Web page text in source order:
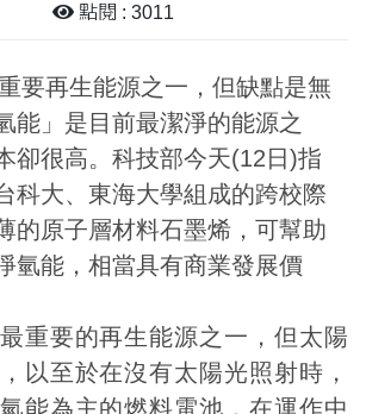
點閱 : 3011
要再生能源之一，但缺點是無
能」是目前最潔淨的能源之
卻很高。科技部今天(12日)指
科大、東海大學組成的跨校際
的原子層材料石墨烯，可幫助
氫能，相當具有商業發展價
重要的再生能源之一，但太陽
以至於在沒有太陽光照射時，
能為主的燃料電池，在運作中